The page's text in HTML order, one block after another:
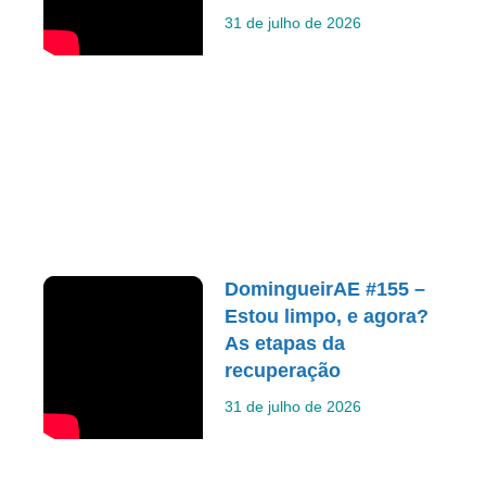
31 de julho de 2026
DomingueirAE #155 –
Estou limpo, e agora?
As etapas da
recuperação
31 de julho de 2026